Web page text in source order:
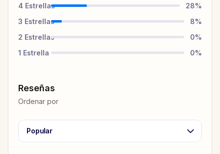
4 Estrellas 28%
3 Estrellas 8%
2 Estrellas 0%
1 Estrella 0%
Reseñas
Ordenar por
Popular